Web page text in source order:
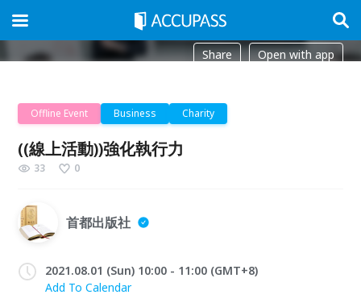
Share Open with app
Offline Event Business Charity
((線上活動))強化執行力
33 0
首都出版社
2021.08.01 (Sun) 10:00 - 11:00 (GMT+8)
Add To Calendar